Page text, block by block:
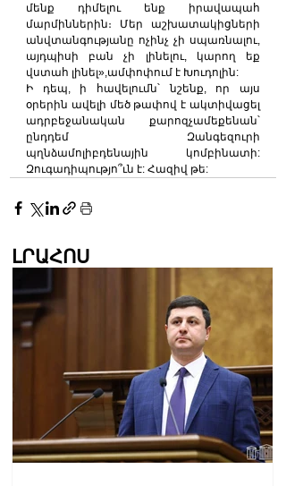
մենք դիմելու ենք իրավապահ
մարմիններին։ Մեր աշխատակիցների
անվտանգությանը ոչինչ չի սպառնալու,
այդպիսի բան չի լինելու, կարող եք
վստահ լինել»,ամփոփում է Խուդոլին:
Ի դեպ, ի հավելումն՝ նշենք, որ այս
օրերին ավելի մեծ թափով է ակտիվացել
ադրբեջանական քարոզչամեքենան՝
ընդդեմ Զանգեզուրի
պղնձամոլիբդենային կոմբինատի:
Զուգադիպությո՞ւն է: Հազիվ թե:
ԼՐԱՀՈՍ